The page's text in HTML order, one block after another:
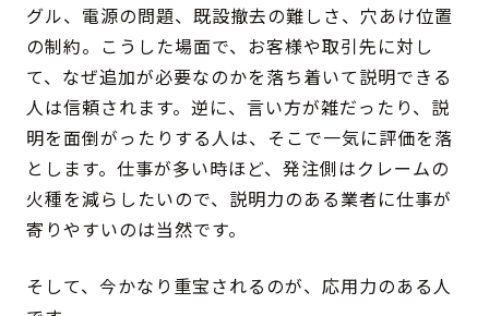
グル、電源の問題、既設撤去の難しさ、穴あけ位置
の制約。こうした場面で、お客様や取引先に対し
て、なぜ追加が必要なのかを落ち着いて説明できる
人は信頼されます。逆に、言い方が雑だったり、説
明を面倒がったりする人は、そこで一気に評価を落
とします。仕事が多い時ほど、発注側はクレームの
火種を減らしたいので、説明力のある業者に仕事が
寄りやすいのは当然です。
そして、今かなり重宝されるのが、応用力のある人